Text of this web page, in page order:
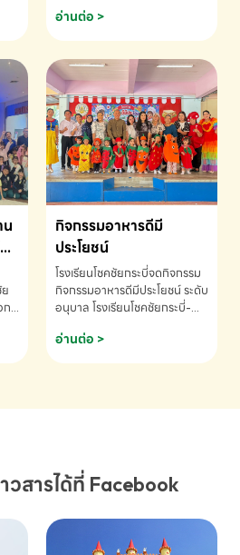
ด.ช.พัทธนันท์ พรหมพันธ์ ชั้น
อนุบาล EP K3 โรงเรียนโชคชัย
แข่งขันคณิตศาสตร์และคณิตคิด
เร็วนานาชาติ ครั้งที่ 46 ประจำปี
2569 ณ ประเทศสิงคโปร์
INTERNATIONAL
MATHEMATICS AND
MENTAL ARITHMETIC
COMPETITION 2026 - ถ้วย
รางวัลรองชนะเลิศอันดับที่ 2
Mental Arithmetic
Competition K2 - ถ้วยรางวัล
รองชนะเลิศอันดับที่ 2 Mental
K2(Grop) โรงเรียนโชคชัยกระบี่-
สอบถามข้อมูลเพิ่มเติม โทร.
075-691910
อ่านต่อ >
น
ก
นรู้
กิจกรรมอาหารดีมี
ประโยชน์
โรงเรียนโชคชัยกระบี่จดกิจกรรม
กิจกรรมอาหารดีมีประโยชน์ ระดับ
อนุบาล โรงเรียนโชคชัยกระบี่-
075-691910
อ่านต่อ >
วสารได้ที่ Facebook